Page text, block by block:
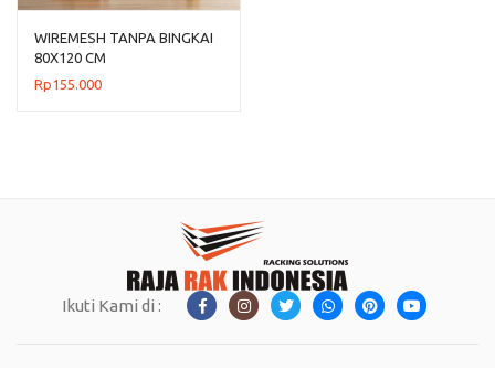
WIREMESH TANPA BINGKAI
80X120 CM
Rp155.000
Ikuti Kami di :